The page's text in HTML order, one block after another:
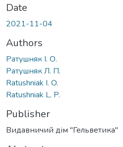
Date
2021-11-04
Authors
Ратушняк І. О.
Ратушняк Л. П.
Ratushniak I. O.
Ratushniak L. P.
Publisher
Видавничий дім "Гельветика"